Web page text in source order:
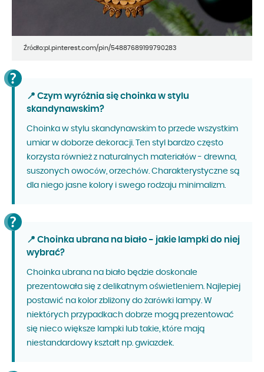
Źródło:pl.pinterest.com/pin/54887689199790283
📍 Czym wyróżnia się choinka w stylu
skandynawskim?
Choinka w stylu skandynawskim to przede wszystkim
umiar w doborze dekoracji. Ten styl bardzo często
korzysta również z naturalnych materiałów - drewna,
suszonych owoców, orzechów. Charakterystyczne są
dla niego jasne kolory i swego rodzaju minimalizm.
📍 Choinka ubrana na biało - jakie lampki do niej
wybrać?
Choinka ubrana na biało będzie doskonale
prezentowała się z delikatnym oświetleniem. Najlepiej
postawić na kolor zbliżony do żarówki lampy. W
niektórych przypadkach dobrze mogą prezentować
się nieco większe lampki lub takie, które mają
niestandardowy kształt np. gwiazdek.